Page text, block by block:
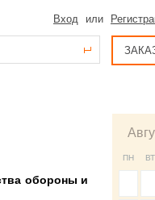
Вход или
обороны и
ПН ВТ